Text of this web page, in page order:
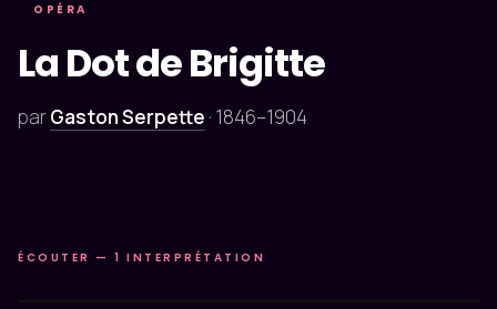
OPÉRA
La Dot de Brigitte
parGaston Serpette · 1846–1904
ÉCOUTER — 1 INTERPRÉTATION